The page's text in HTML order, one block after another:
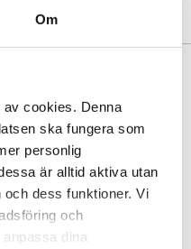
Om
cookies. Denna
ska fungera som
personlig
är alltid aktiva utan
dess funktioner. Vi
och
dina